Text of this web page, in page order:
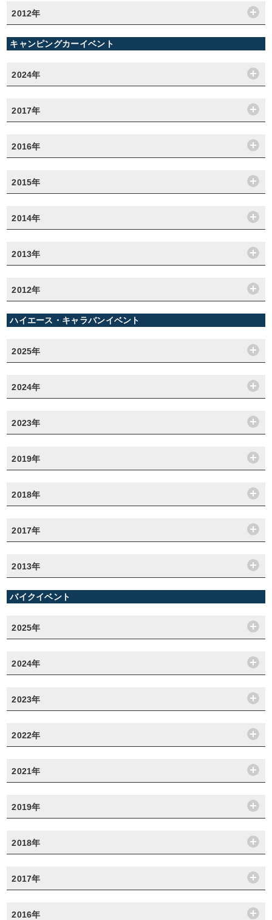
2012年
キャンピングカーイベント
2024年
2017年
2016年
2015年
2014年
2013年
2012年
ハイエース・キャラバンイベント
2025年
2024年
2023年
2019年
2018年
2017年
2013年
バイクイベント
2025年
2024年
2023年
2022年
2021年
2019年
2018年
2017年
2016年